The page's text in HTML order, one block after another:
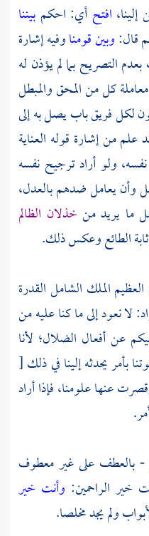
افتح أي: احكم بيننا
قال:وبين قومناوفيه إشارة
بعدم التصريح بما لم يؤذن له
كل من المحق والمبطل
لكل فريق باب يصل به إلى
علم من إشارة قوله العناية
ولو أراد ترجيح نفسه
وأن يعامل ضدهم بالعدل،
ما يريد من خذلان الظالم
الطائع وعكس ذلك.
العظيم الملك الشامل القدرة
لا نعود إلى ما كنا عليه من
عن أفعال الضلال؛ لأنا
بأمر يحدثه إلينا في ذلك[
عنها علومنا، فإذا أراد
- بالعطف على غير معطوف
خير الراحمين: وأنت خير
ولم يجد مخلصا.